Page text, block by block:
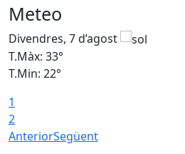
Meteo
Divendres, 7 d’agost
T.Màx: 33°
T.Min: 22°
1
2
AnteriorSegüent